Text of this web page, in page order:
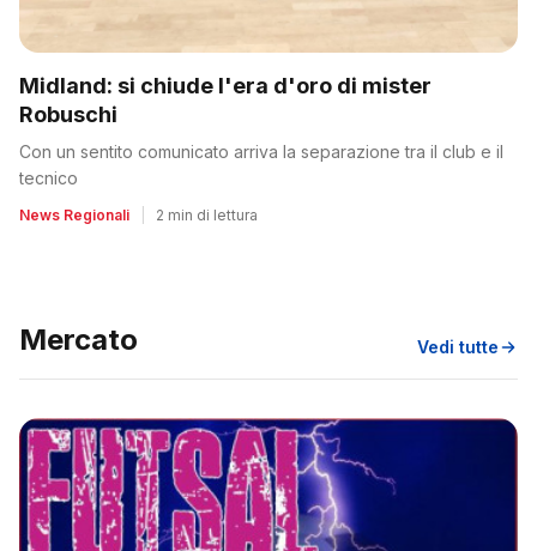
Midland: si chiude l'era d'oro di mister
Robuschi
Con un sentito comunicato arriva la separazione tra il club e il
tecnico
News Regionali 2 min di lettura
Mercato Vedi tutte